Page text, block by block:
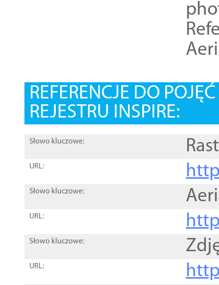
REFERENCJE DO
REJESTRU INSPIRE:
Słowo kluczowe:
URL:
Słowo kluczowe:
URL:
Słowo kluczowe:
URL: